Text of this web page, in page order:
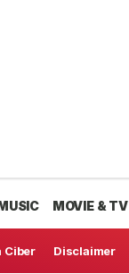
MOVIE & TV
Ciber Disclaimer